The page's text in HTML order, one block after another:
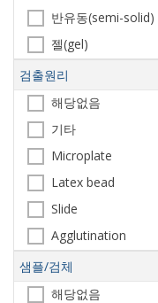
Control
미생물 배지 첨가제
해당없음
기타
반유동(semi-solid)
젤(gel)
동결건조
동결
막대(stick)
디스크(disc)
스트립(strip)
슬라이드(slide)
사각패드
키트 박스
검출원리
해당없음
기타
Microplate
Latex bead
Slide
Agglutination
Disc/Strip diffusion
ELISA
샘플/검체
해당없음